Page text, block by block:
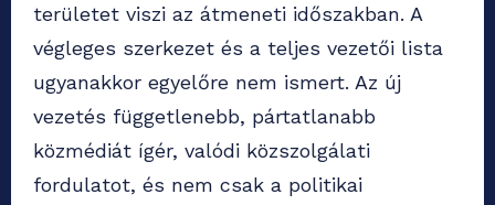
területet viszi az átmeneti időszakban. A
végleges szerkezet és a teljes vezetői lista
ugyanakkor egyelőre nem ismert. Az új
vezetés függetlenebb, pártatlanabb
közmédiát ígér, valódi közszolgálati
fordulatot, és nem csak a politikai